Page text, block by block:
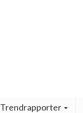
Trendrapporter